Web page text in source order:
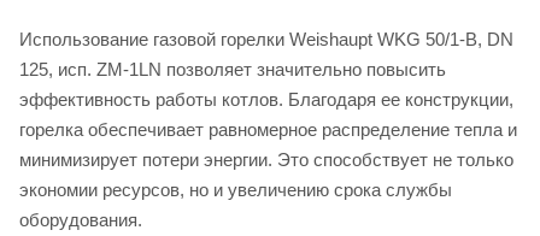
Использование газовой горелки Weishaupt WKG 50/1-B, DN
125, исп. ZM-1LN позволяет значительно повысить
эффективность работы котлов. Благодаря ее конструкции,
горелка обеспечивает равномерное распределение тепла и
минимизирует потери энергии. Это способствует не только
экономии ресурсов, но и увеличению срока службы
оборудования.